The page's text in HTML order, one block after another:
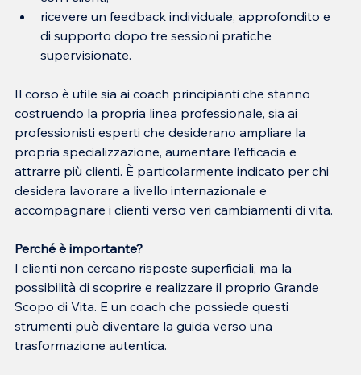
ricevere un feedback individuale, approfondito e
di supporto dopo tre sessioni pratiche
supervisionate.
Il corso è utile sia ai coach principianti che stanno
costruendo la propria linea professionale, sia ai
professionisti esperti che desiderano ampliare la
propria specializzazione, aumentare l’efficacia e
attrarre più clienti. È particolarmente indicato per chi
desidera lavorare a livello internazionale e
accompagnare i clienti verso veri cambiamenti di vita.
Perché è importante?
I clienti non cercano risposte superficiali, ma la
possibilità di scoprire e realizzare il proprio Grande
Scopo di Vita. E un coach che possiede questi
strumenti può diventare la guida verso una
trasformazione autentica.